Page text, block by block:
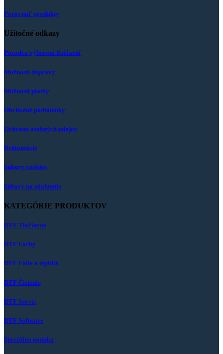
Porovnať produkty
Užitočné odkazy
Poradca výberom tlačiarní
Možnosti dopravy
Možnosti platby
Obchodné podmienky
Ochrana osobných údajov
Reklamácie
Súbory cookies
Súbory na stiahnutie
KATEGÓRIE PRODUKTOV
DTF Tlačiarne
DTF Farby
DTF Fólie a lepidlá
DTF Čistenie
DTF Servis
DTF Software
Špeciálna ponuka